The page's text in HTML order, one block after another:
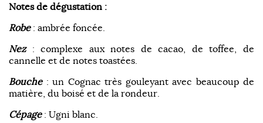
Notes de dégustation :
Robe: ambrée foncée.
Nez: complexe aux notes de cacao, de toffee, de
cannelle et de notes toastées.
Bouche: un Cognac très gouleyant avec beaucoup de
matière, du boisé et de la rondeur.
Cépage: Ugni blanc.